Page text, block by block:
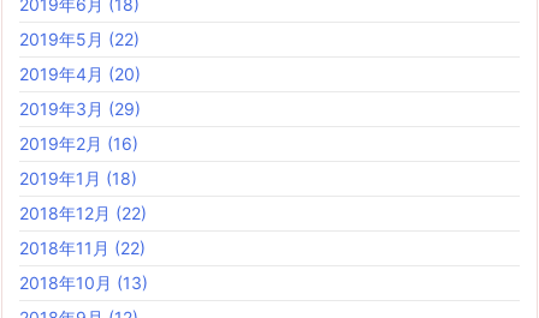
2019年6月 (18)
2019年5月 (22)
2019年4月 (20)
2019年3月 (29)
2019年2月 (16)
2019年1月 (18)
2018年12月 (22)
2018年11月 (22)
2018年10月 (13)